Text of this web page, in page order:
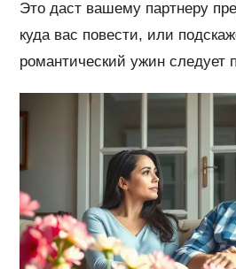
Это даст вашему партнеру
куда вас повести, или
романтический ужин следует